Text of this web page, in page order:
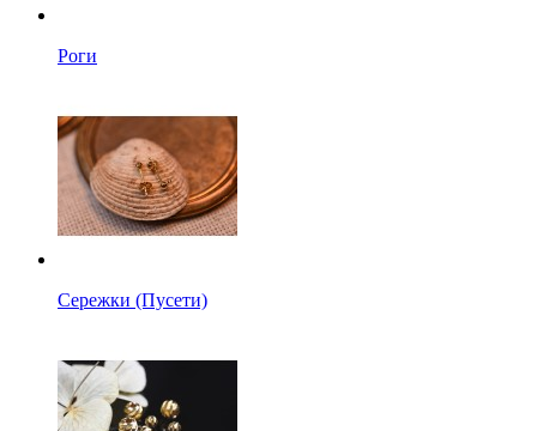
Роги
Сережки (Пусети)